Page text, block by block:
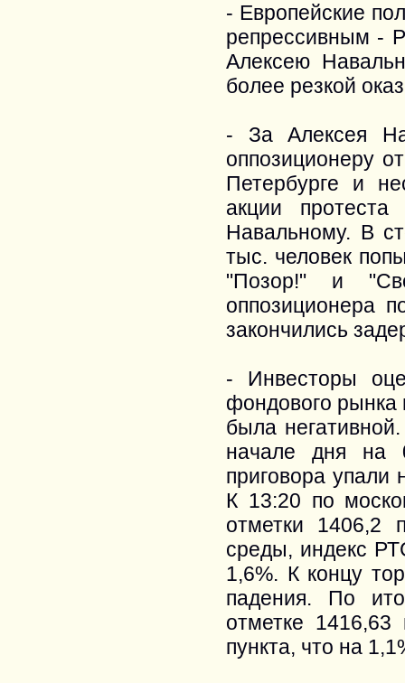
- Европейские
репрессивным -
Алексею
более резкой
- За Алексея
оппозиционеру
Петербурге и
акции протеста
Навальному. В
тыс. человек
"Позор!" и
оппозиционера
закончились
- Инвесторы
фондового рынка
была
начале дня на
приговора упали
К 13:20 по
отметки 1406,2
среды, индекс
1,6%. К концу
падения. По
отметке
пункта, что на